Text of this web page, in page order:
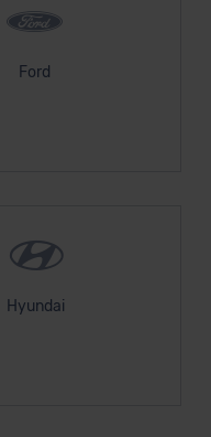
den Kontakt zu
unter
Ford
Hyundai